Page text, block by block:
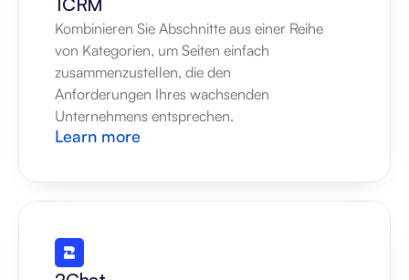
Kombinieren Sie Abschnitte aus einer Reihe
von Kategorien, um Seiten einfach
zusammenzustellen, die den
Anforderungen Ihres wachsenden
Unternehmens entsprechen.
Learn more